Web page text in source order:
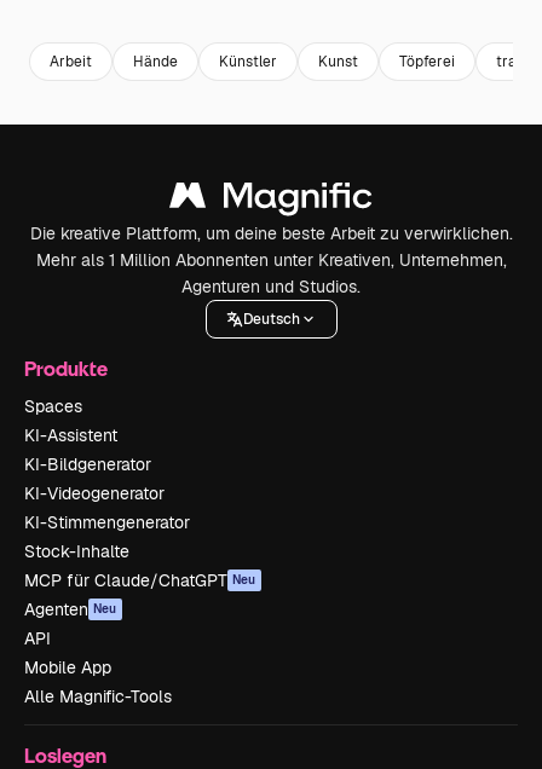
Arbeit Hände Künstler Kunst Töpferei
Die kreative Plattform, um deine beste Arbeit zu verwirklichen.
Mehr als 1 Million Abonnenten unter Kreativen, Unternehmen,
Agenturen und Studios.
Deutsch
Produkte
Spaces
KI-Assistent
KI-Bildgenerator
KI-Videogenerator
KI-Stimmengenerator
Stock-Inhalte
MCP für Claude/ChatGPT Neu
Agenten Neu
API
Mobile App
Alle Magnific-Tools
Loslegen